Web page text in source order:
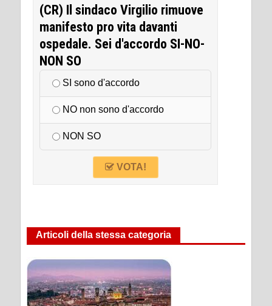
(CR) Il sindaco Virgilio rimuove
manifesto pro vita davanti
ospedale. Sei d'accordo SI-NO-
NON SO
SI sono d'accordo
NO non sono d'accordo
NON SO
VOTA!
Articoli della stessa categoria